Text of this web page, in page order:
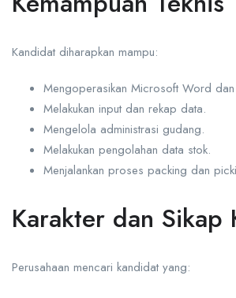
Kandidat diharapkan mampu:
Mengoperasikan Microsoft Word dan
Melakukan input dan rekap data.
Mengelola administrasi gudang.
Melakukan pengolahan data stok.
Menjalankan proses packing dan
Karakter dan Sikap
Perusahaan mencari kandidat yang: